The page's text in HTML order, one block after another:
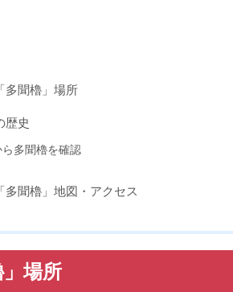
多聞櫓」場所
歴史
ら多聞櫓を確認
多聞櫓」地図・アクセス
場所